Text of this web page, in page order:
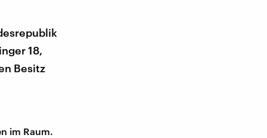
18,
Besitz
im Raum.